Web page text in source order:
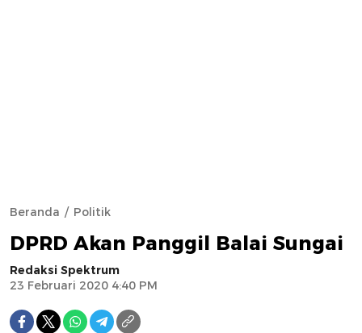
Beranda Politik
DPRD Akan Panggil Balai Sungai
Redaksi Spektrum
23 Februari 2020 4:40 PM